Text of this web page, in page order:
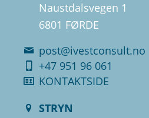
Naustdalsvegen 1
6801 FØRDE
post@ivestconsult.no
+47 951 96 061
KONTAKTSIDE
STRYN